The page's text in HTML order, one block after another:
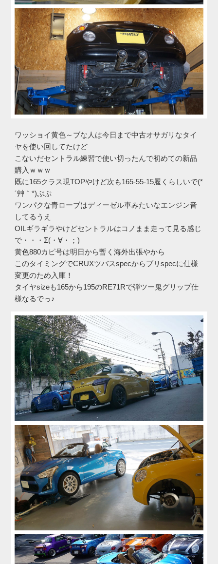
ワッショイ黄色～ブな人は今日まで中古オサガリなタイ
ヤを使い回してたけど
こないだセントラル練習で使い切ったんで初めての新品
購入ｗｗｗ
既に165クラス現TOPやけど次も165-55-15履くらしいで(*
´艸｀*)ぷぷ
ワンパクな青ローブはディーゼル車みたいなエンジン音
してるうえ
OILギラギラやけどセントラルはコノまま走って見る感じ
で・・・Σ(・∀・；)
黄色880カピ号は明日から暫く海外出張やから
このタイミングでCRUXツバスspecからブリspecに仕様
変更のため入庫！
タイヤsizeも165から195のRE71Rで弾ツー鬼グリップ仕
様なるでっ♪